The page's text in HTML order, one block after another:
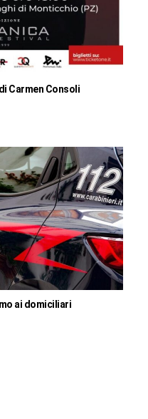
Carmen Consoli
ai domiciliari